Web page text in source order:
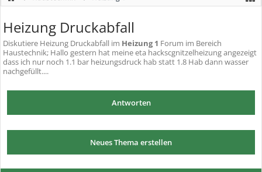
Heizung Druckabfall
Diskutiere Heizung Druckabfall im Heizung 1 Forum im Bereich
Haustechnik; Hallo gestern hat meine eta hackscgnitzelheizung angezeigt
dass ich nur noch 1.1 bar heizungsdruck hab statt 1.8 Hab dann wasser
nachgefüllt....
Antworten
Neues Thema erstellen